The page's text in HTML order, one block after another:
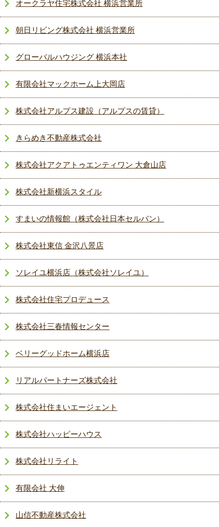
オークラヤ住宅株式会社 横浜営業所
朝日リビング株式会社 横浜営業所
グローバルハウジング 横浜本社
有限会社マックホーム上大岡店
株式会社アルプス建設（アルプスの賃貸）
きらめき不動産株式会社
株式会社アクアトゥエンティワン 大倉山店
株式会社新横浜スタイル
すまいの情報館（株式会社日本セルバン）
株式会社東信 金沢八景店
ソレイユ横浜店（株式会社ソレイユ）
株式会社住宅プロデュース
株式会社三春情報センター
ベリーグッドホーム横浜店
リアルパートナーズ株式会社
株式会社住まいエージェント
株式会社ハッピーハウス
株式会社リライト
有限会社 大伸
山信不動産株式会社